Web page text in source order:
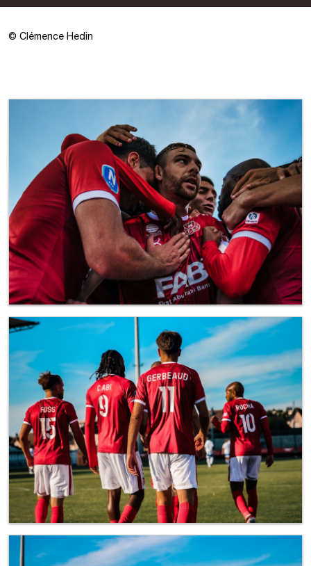
© Clémence Hedin